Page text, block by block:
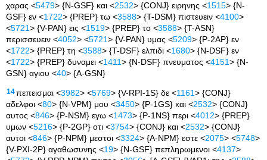
χαρας <5479> {N-GSF} και <2532> {CONJ} ειρηνης <1515> {N-
GSF} εν <1722> {PREP} τω <3588> {T-DSM} πιστευειν <4100>
<5721> {V-PAN} εις <1519> {PREP} το <3588> {T-ASN}
περισσευειν <4052> <5721> {V-PAN} υμας <5209> {P-2AP} εν
<1722> {PREP} τη <3588> {T-DSF} ελπιδι <1680> {N-DSF} εν
<1722> {PREP} δυναμει <1411> {N-DSF} πνευματος <4151> {N-
GSN} αγιου <40> {A-GSN}
14πεπεισμαι <3982> <5769> {V-RPI-1S} δε <1161> {CONJ}
αδελφοι <80> {N-VPM} μου <3450> {P-1GS} και <2532> {CONJ}
αυτος <846> {P-NSM} εγω <1473> {P-1NS} περι <4012> {PREP}
υμων <5216> {P-2GP} οτι <3754> {CONJ} και <2532> {CONJ}
αυτοι <846> {P-NPM} μεστοι <3324> {A-NPM} εστε <2075> <5748>
{V-PXI-2P} αγαθωσυνης <19> {N-GSF} πεπληρωμενοι <4137>